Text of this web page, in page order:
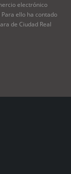
electrónico
ello ha contado
de Ciudad Real